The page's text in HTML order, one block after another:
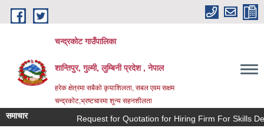
Skip to main content
चन्द्रकोट गाउँपालिका
शान्तिपुर, गुल्मी, लुम्बिनी प्रदेश , नेपाल
हरेक क्षेत्रमा सबैको कृयाशिलता, सबल एवम सक्षम
चन्द्रकोट,भ्रष्टचारमा शुन्य सहनशीलता
समाचार Request for Quotation for Hiring Firm For Skills